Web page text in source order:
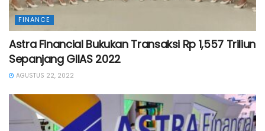
FINANCE
Astra Financial Bukukan Transaksi Rp 1,557 Triliun
Sepanjang GIIAS 2022
AGUSTUS 22, 2022